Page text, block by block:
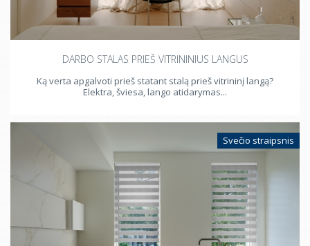
Langai
Radiatoriai
DARBO STALAS PRIEŠ VITRININIUS LANGUS
Ką verta apgalvoti prieš statant stalą prieš vitrininį langą?
Elektra, šviesa, lango atidarymas...
Svečio straipsnis